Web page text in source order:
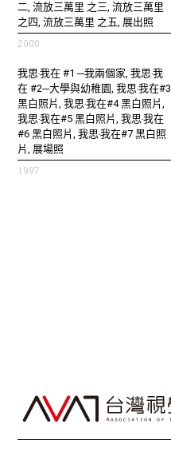
二, 流放三萬里 之三, 流放三萬里
之四, 流放三萬里 之五, 展出照
2000
我思‧我在 #1 ─我兩個家, 我思‧我
在 #2─大學與幼稚園, 我思‧我在#3
黑白照片, 我思‧我在#4 黑白照片,
我思‧我在#5 黑白照片, 我思‧我在
#6 黑白照片, 我思‧我在#7 黑白照
片, 展場照
1997